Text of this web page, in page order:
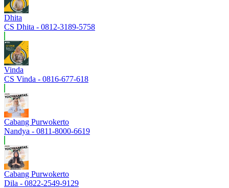
Dhita
CS Dhita - 0812-3189-5758
Vinda
CS Vinda - 0816-677-618
Cabang Purwokerto
Nandya - 0811-8000-6619
Cabang Purwokerto
Dila - 0822-2549-9129